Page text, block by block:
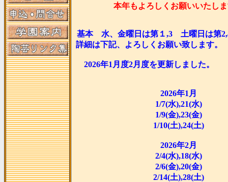
本年もよろしくお願いいたし
基本 水、金曜日は第１,3 土曜日は第
詳細は下記、よろしくお願い
2026年1月度2月度を更新
2026年1月
1/7(水),21(水)
1/9(金),23(金)
1/10(土),24(土)
2026年2月
2/4(水),18(水)
2/6(金),20(金)
2/14(土),28(土)